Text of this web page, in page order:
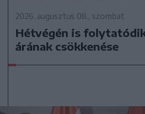
2026. augusztus 08., szombat
Hétvégén is
árának csökkenése